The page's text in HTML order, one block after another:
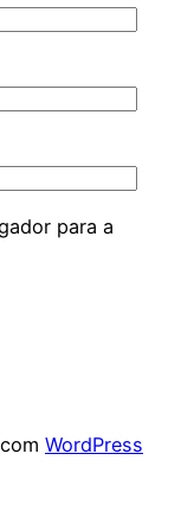
para a
WordPress